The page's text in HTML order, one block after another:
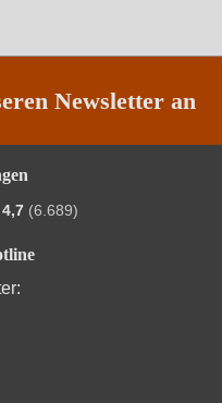
Weißwein
Newsletter an
4,7 (6.689)